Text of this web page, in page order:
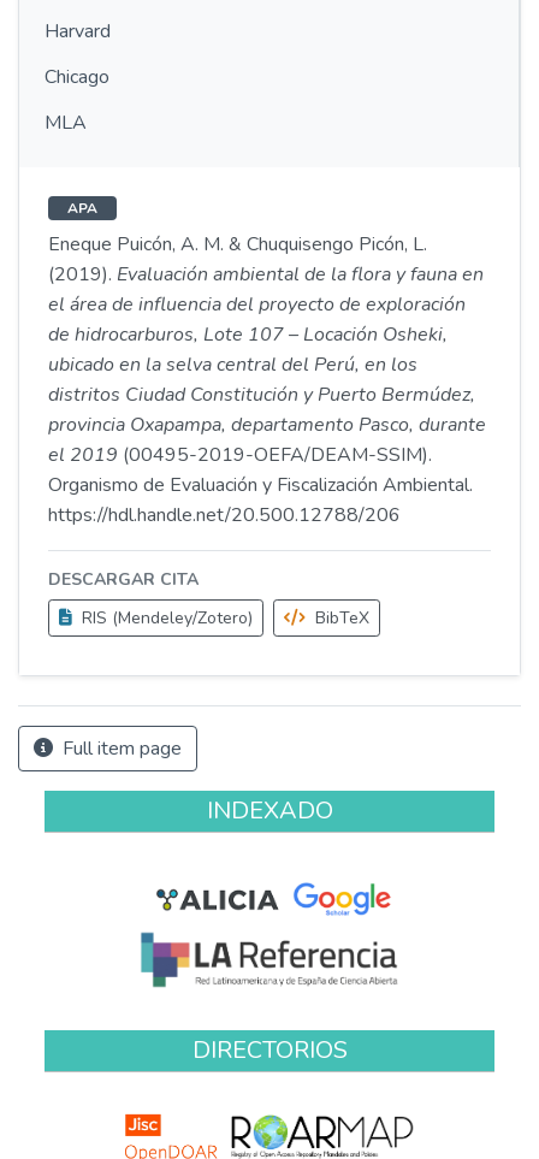
Harvard
Chicago
MLA
APA
Eneque Puicón, A. M. & Chuquisengo Picón, L.
(2019). Evaluación ambiental de la flora y fauna en
el área de influencia del proyecto de exploración
de hidrocarburos, Lote 107 – Locación Osheki,
ubicado en la selva central del Perú, en los
distritos Ciudad Constitución y Puerto Bermúdez,
provincia Oxapampa, departamento Pasco, durante
el 2019 (00495-2019-OEFA/DEAM-SSIM).
Organismo de Evaluación y Fiscalización Ambiental.
https://hdl.handle.net/20.500.12788/206
DESCARGAR CITA
RIS (Mendeley/Zotero)
BibTeX
Full item page
INDEXADO
DIRECTORIOS